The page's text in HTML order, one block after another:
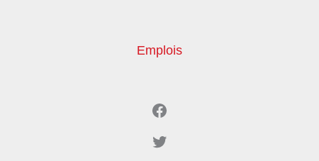
Emplois
Facebook
Twitter